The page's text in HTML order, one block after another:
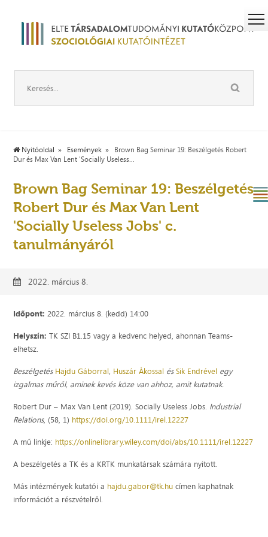
Nyitóoldal Események
Brown Bag Seminar 19: Beszélgetés Robert
Dur és Max Van Lent 'Socially Useless...
Brown Bag Seminar 19: Beszélgetés
Robert Dur és Max Van Lent
'Socially Useless Jobs' c.
tanulmányáról
2022. március 8.
Időpont: 2022. március 8. (kedd) 14:00
Helyszín: TK SZI B1.15 vagy a kedvenc helyed, ahonnan Teams-
elhetsz.
Beszélgetés Hajdu Gáborral, Huszár Ákossal ésSik Endrével egy
izgalmas műről, aminek kevés köze van ahhoz, amit kutatnak.
Robert Dur – Max Van Lent (2019). Socially Useless Jobs. Industrial
Relations, (58, 1) https://doi.org/10.1111/irel.12227
A mű linkje: https://onlinelibrary.wiley.com/doi/abs/10.1111/irel.12227
A beszélgetés a TK és a KRTK munkatársak számára nyitott.
Más intézmények kutatói a hajdu.gabor@tk.hu címen kaphatnak
információt a részvételről.